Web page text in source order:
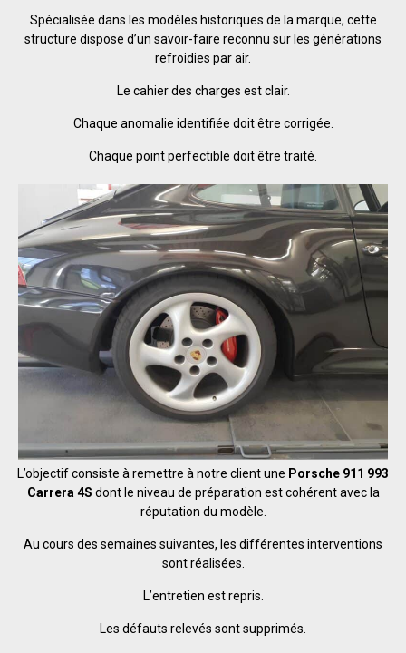
Spécialisée dans les modèles historiques de la marque, cette
structure dispose d’un savoir-faire reconnu sur les générations
refroidies par air.
Le cahier des charges est clair.
Chaque anomalie identifiée doit être corrigée.
Chaque point perfectible doit être traité.
L’objectif consiste à remettre à notre client une Porsche 911 993
Carrera 4S dont le niveau de préparation est cohérent avec la
réputation du modèle.
Au cours des semaines suivantes, les différentes interventions
sont réalisées.
L’entretien est repris.
Les défauts relevés sont supprimés.